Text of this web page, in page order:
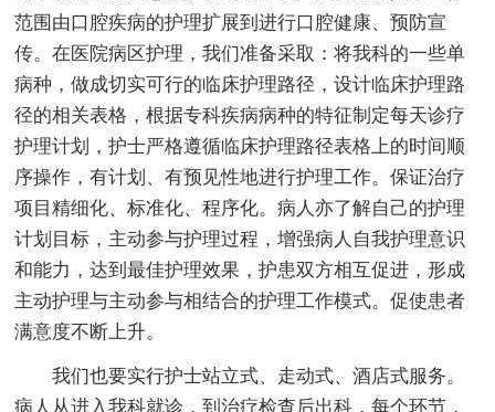
范围由口腔疾病的护理扩展到进行口腔健康、预防宣
传。在医院病区护理，我们准备采取：将我科的一些单
病种，做成切实可行的临床护理路径，设计临床护理路
径的相关表格，根据专科疾病病种的特征制定每天诊疗
护理计划，护士严格遵循临床护理路径表格上的时间顺
序操作，有计划、有预见性地进行护理工作。保证治疗
项目精细化、标准化、程序化。病人亦了解自己的护理
计划目标，主动参与护理过程，增强病人自我护理意识
和能力，达到最佳护理效果，护患双方相互促进，形成
主动护理与主动参与相结合的护理工作模式。促使患者
满意度不断上升。
我们也要实行护士站立式、走动式、酒店式服务。
病人从进入我科就诊，到治疗检查后出科，每个环节，